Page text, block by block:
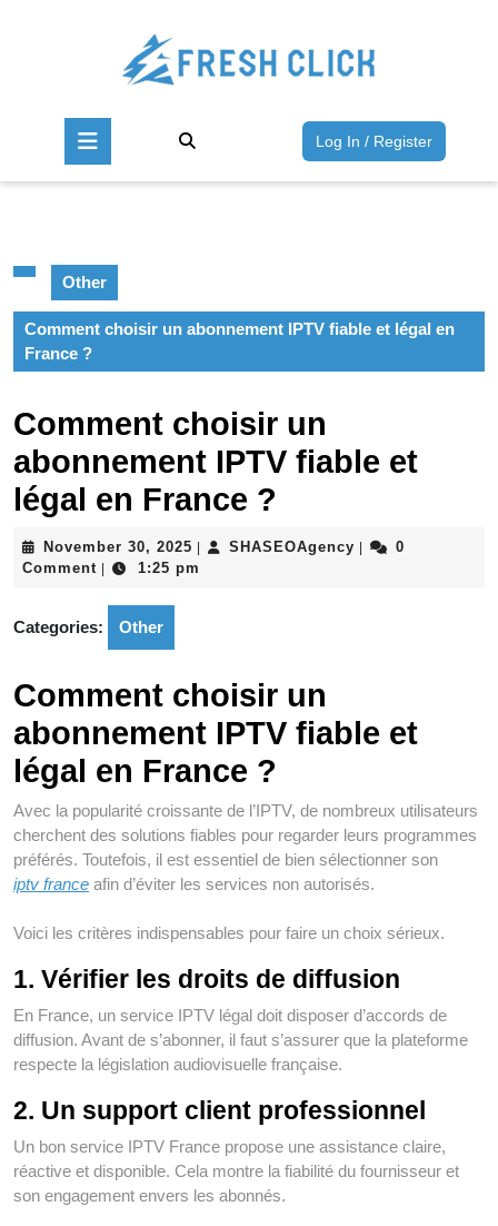
Log In / RegisterLog
In
/
Other
Comment choisir un abonnement IPTV fiable et légal en
France ?
Comment choisir un
abonnement IPTV fiable et
légal en France ?
November 30, 2025 November
30,
SHASEOAgency SHASEOAgency
0
Comment
1:25 pm
Categories: Other
Comment choisir un
abonnement IPTV fiable et
légal en France ?
Avec la popularité croissante de l’IPTV, de nombreux utilisateurs
cherchent des solutions fiables pour regarder leurs programmes
préférés. Toutefois, il est essentiel de bien sélectionner son
iptv france afin d’éviter les services non autorisés.
Voici les critères indispensables pour faire un choix sérieux.
1. Vérifier les droits de diffusion
En France, un service IPTV légal doit disposer d’accords de
diffusion. Avant de s’abonner, il faut s’assurer que la plateforme
respecte la législation audiovisuelle française.
2. Un support client professionnel
Un bon service IPTV France propose une assistance claire,
réactive et disponible. Cela montre la fiabilité du fournisseur et
son engagement envers les abonnés.